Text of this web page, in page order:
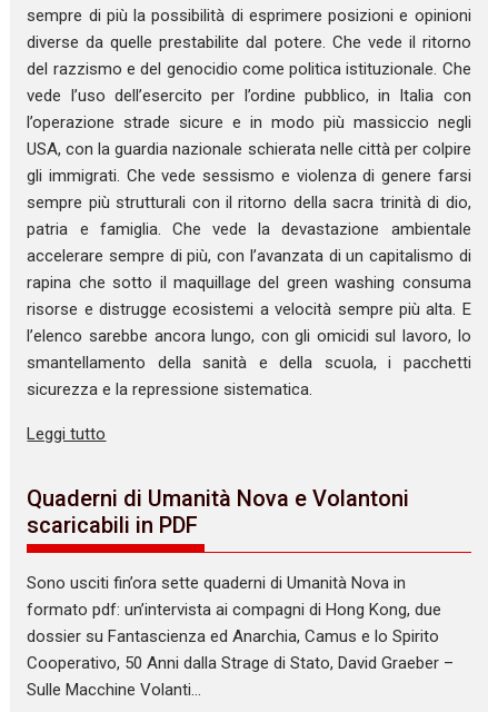
sempre di più la possibilità di esprimere posizioni e opinioni
diverse da quelle prestabilite dal potere. Che vede il ritorno
del razzismo e del genocidio come politica istituzionale. Che
vede l’uso dell’esercito per l’ordine pubblico, in Italia con
l’operazione strade sicure e in modo più massiccio negli
USA, con la guardia nazionale schierata nelle città per colpire
gli immigrati. Che vede sessismo e violenza di genere farsi
sempre più strutturali con il ritorno della sacra trinità di dio,
patria e famiglia. Che vede la devastazione ambientale
accelerare sempre di più, con l’avanzata di un capitalismo di
rapina che sotto il maquillage del green washing consuma
risorse e distrugge ecosistemi a velocità sempre più alta. E
l’elenco sarebbe ancora lungo, con gli omicidi sul lavoro, lo
smantellamento della sanità e della scuola, i pacchetti
sicurezza e la repressione sistematica.
Leggi tutto
Quaderni di Umanità Nova e Volantoni
scaricabili in PDF
Sono usciti fin’ora sette quaderni di Umanità Nova in
formato pdf: un’intervista ai compagni di Hong Kong, due
dossier su Fantascienza ed Anarchia, Camus e lo Spirito
Cooperativo, 50 Anni dalla Strage di Stato, David Graeber –
Sulle Macchine Volanti…